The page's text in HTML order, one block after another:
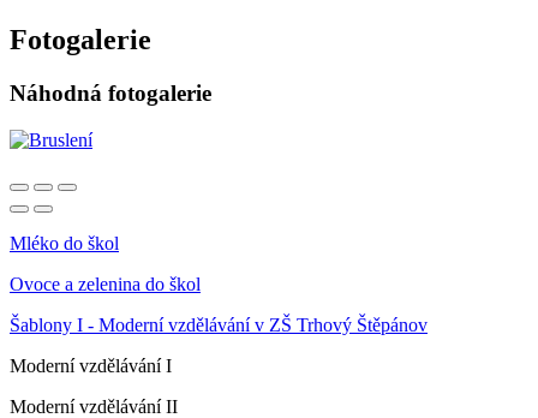
Fotogalerie
Náhodná fotogalerie
Mléko do škol
Ovoce a zelenina do škol
Šablony I - Moderní vzdělávání v ZŠ Trhový Štěpánov
Moderní vzdělávání I
Moderní vzdělávání II